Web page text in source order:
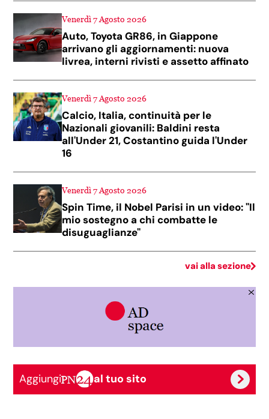
Venerdì 7 Agosto 2026
Auto, Toyota GR86, in Giappone
arrivano gli aggiornamenti: nuova
livrea, interni rivisti e assetto affinato
Venerdì 7 Agosto 2026
Calcio, Italia, continuità per le
Nazionali giovanili: Baldini resta
all'Under 21, Costantino guida l'Under
16
Venerdì 7 Agosto 2026
Spin Time, il Nobel Parisi in un video: "Il
mio sostegno a chi combatte le
disuguaglianze"
vai alla sezione
Aggiungi al tuo sito